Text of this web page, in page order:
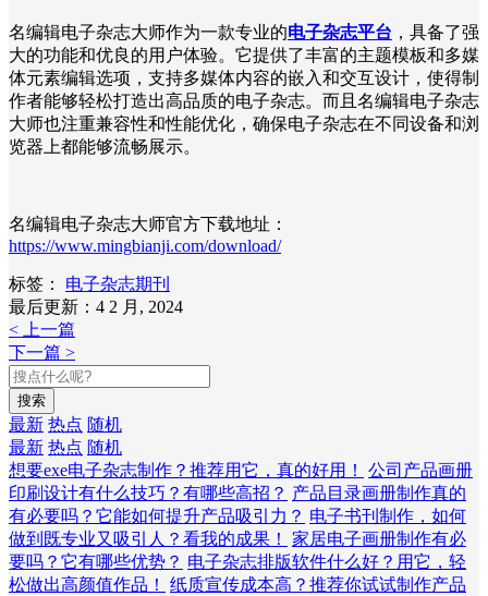
名编辑电子杂志大师作为一款专业的电子杂志平台 ，具备了强
大的功能和优良的用户体验。它提供了丰富的主题模板和多媒
体元素编辑选项，支持多媒体内容的嵌入和交互设计，使得制
作者能够轻松打造出高品质的电子杂志。而且名编辑电子杂志
大师也注重兼容性和性能优化，确保电子杂志在不同设备和浏
览器上都能够流畅展示。
名编辑电子杂志大师官方下载地址：
https://www.mingbianji.com/download/
标签：
电子杂志期刊
最后更新：4 2 月, 2024
< 上一篇
下一篇 >
搜索
最新 热点 随机
最新 热点 随机
想要exe电子杂志制作？推荐用它，真的好用！
公司产品画册
印刷设计有什么技巧？有哪些高招？ 产品目录画册制作真的
有必要吗？它能如何提升产品吸引力？ 电子书刊制作，如何
做到既专业又吸引人？看我的成果！
家居电子画册制作有必
要吗？它有哪些优势？ 电子杂志排版软件什么好？用它，轻
松做出高颜值作品！
纸质宣传成本高？推荐你试试制作产品